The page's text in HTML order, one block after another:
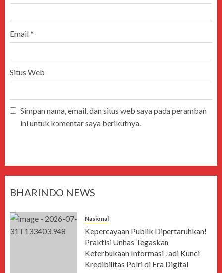
Email*
Situs Web
Simpan nama, email, dan situs web saya pada peramban
ini untuk komentar saya berikutnya.
BHARINDO NEWS
Nasional
Kepercayaan Publik Dipertaruhkan!
Praktisi Unhas Tegaskan
Keterbukaan Informasi Jadi Kunci
Kredibilitas Polri di Era Digital